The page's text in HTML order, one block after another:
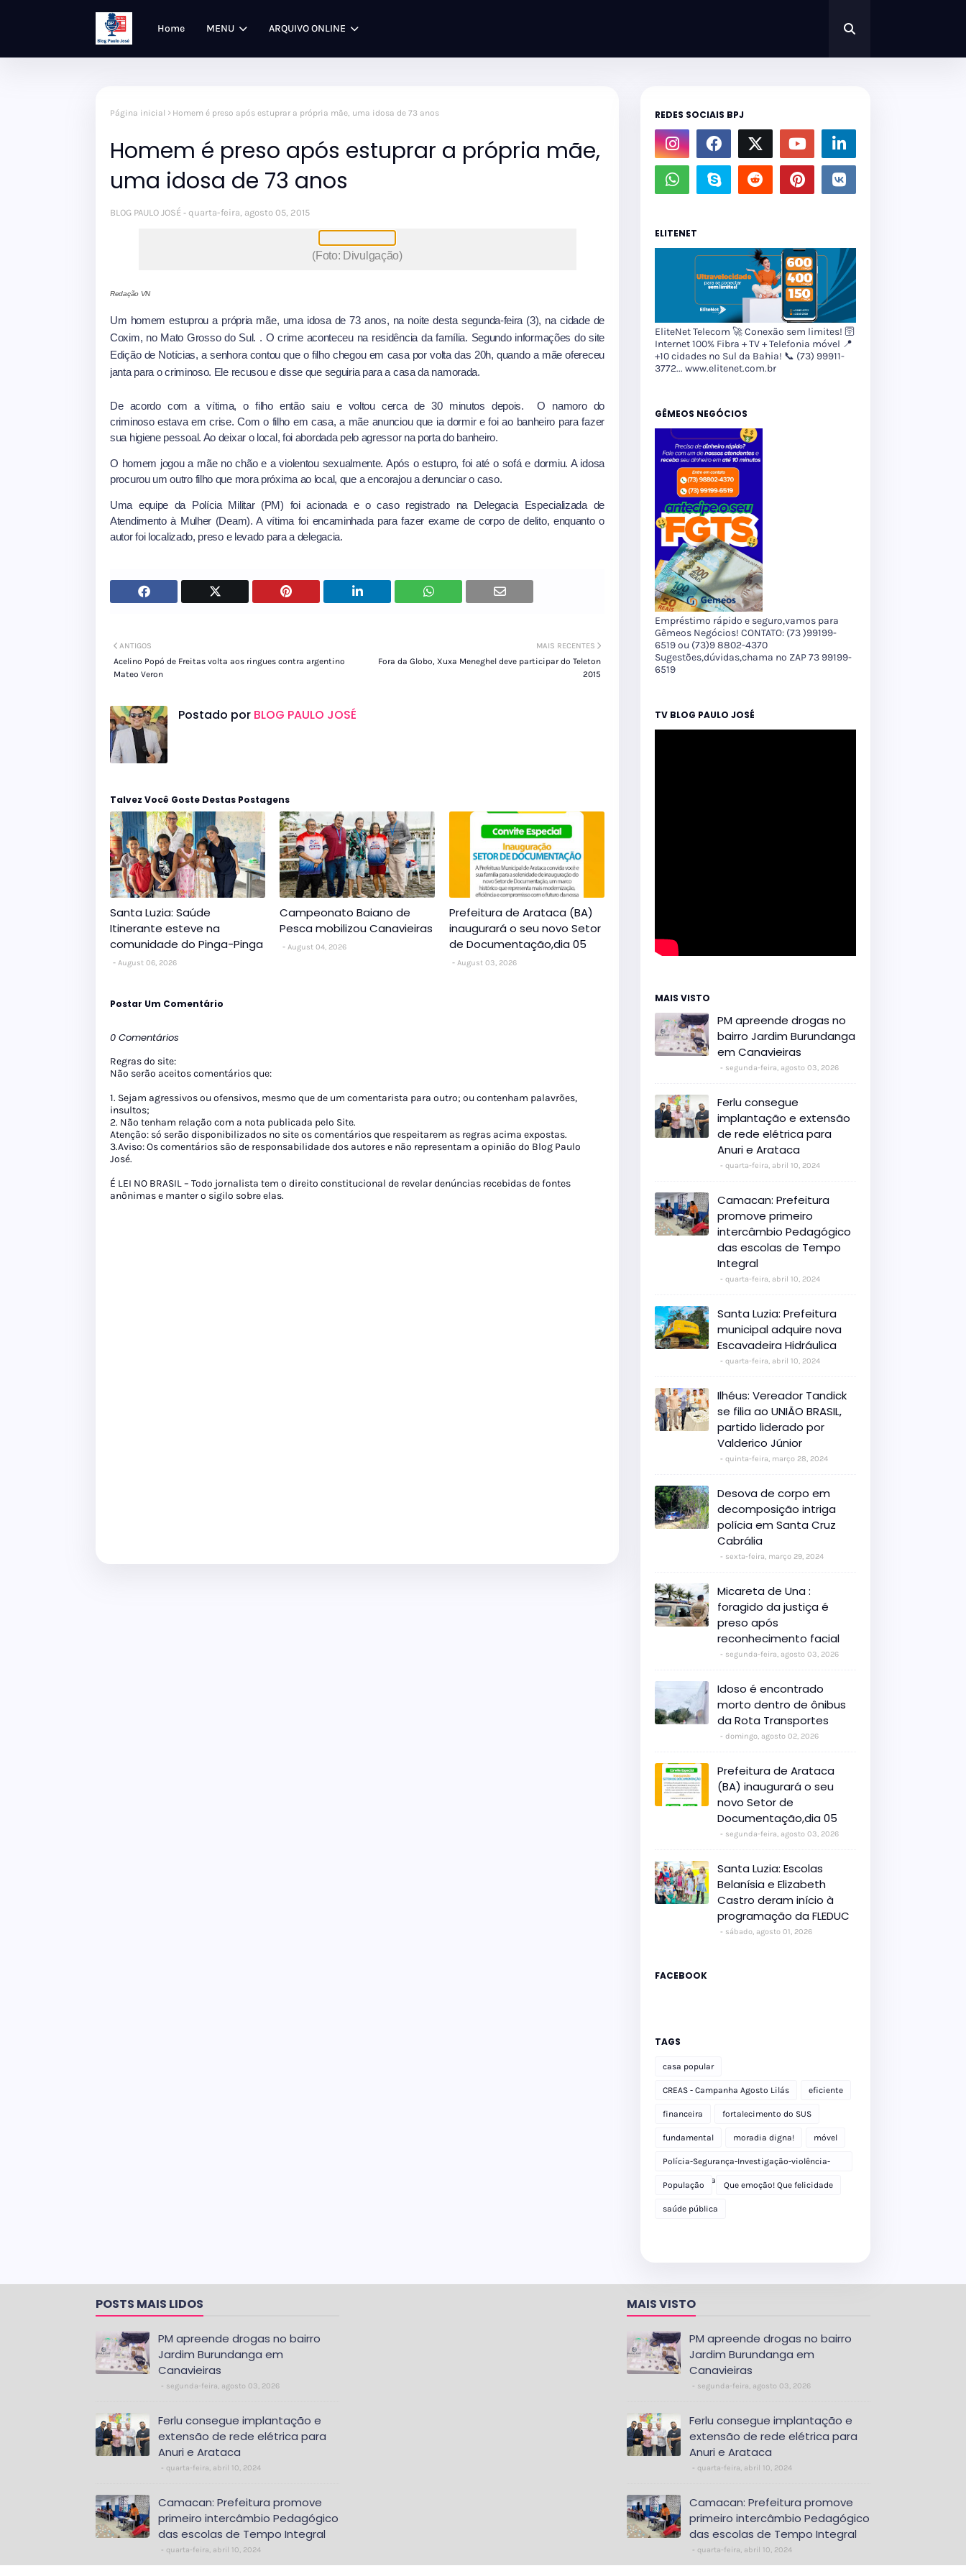
Home MENU ARQUIVO ONLINE
Página inicial Homem é preso após estuprar a própria mãe, uma idosa de 73 anos
Homem é preso após estuprar a própria mãe,
uma idosa de 73 anos
BLOG PAULO JOSÉ quarta-feira, agosto 05, 2015
(Foto: Divulgação)
Redação VN
Um homem estuprou a própria mãe, uma idosa de 73 anos, na noite desta segunda-feira (3), na cidade de
Coxim, no Mato Grosso do Sul. . O crime aconteceu na residência da família. Segundo informações do site
Edição de Notícias, a senhora contou que o filho chegou em casa por volta das 20h, quando a mãe ofereceu
janta para o criminoso. Ele recusou e disse que seguiria para a casa da namorada.
De acordo com a vítima, o filho então saiu e voltou cerca de 30 minutos depois. O namoro do
criminoso estava em crise. Com o filho em casa, a mãe anunciou que ia dormir e foi ao banheiro para fazer
sua higiene pessoal. Ao deixar o local, foi abordada pelo agressor na porta do banheiro.
O homem jogou a mãe no chão e a violentou sexualmente. Após o estupro, foi até o sofá e dormiu. A idosa
procurou um outro filho que mora próxima ao local, que a encorajou a denunciar o caso.
Uma equipe da Polícia Militar (PM) foi acionada e o caso registrado na Delegacia Especializada de
Atendimento à Mulher (Deam). A vítima foi encaminhada para fazer exame de corpo de delito, enquanto o
autor foi localizado, preso e levado para a delegacia.
MAIS RECENTES
Fora da Globo, Xuxa Meneghel deve participar do Teleton
2015
ANTIGOS
Acelino Popó de Freitas volta aos ringues contra argentino
Mateo Veron
Postado por BLOG PAULO JOSÉ
Talvez Você Goste Destas Postagens
Santa Luzia: Saúde
Itinerante esteve na
comunidade do Pinga-Pinga
August 06, 2026
Campeonato Baiano de
Pesca mobilizou Canavieiras
August 04, 2026
Prefeitura de Arataca (BA)
inaugurará o seu novo Setor
de Documentação,dia 05
August 03, 2026
Postar Um Comentário
0 Comentários
Regras do site:
Não serão aceitos comentários que:
1. Sejam agressivos ou ofensivos, mesmo que de um comentarista para outro; ou contenham palavrões,
insultos;
2. Não tenham relação com a nota publicada pelo Site.
Atenção: só serão disponibilizados no site os comentários que respeitarem as regras acima expostas.
3.Aviso: Os comentários são de responsabilidade dos autores e não representam a opinião do Blog Paulo
José.
É LEI NO BRASIL – Todo jornalista tem o direito constitucional de revelar denúncias recebidas de fontes
anônimas e manter o sigilo sobre elas.
REDES SOCIAIS BPJ
ELITENET
EliteNet Telecom 🚀 Conexão sem limites! 🛜
Internet 100% Fibra + TV + Telefonia móvel 📍
+10 cidades no Sul da Bahia! 📞 (73) 99911-
3772... www.elitenet.com.br
GÊMEOS NEGÓCIOS
Empréstimo rápido e seguro,vamos para
Gêmeos Negócios! CONTATO: (73 )99199-
6519 ou (73)9 8802-4370
Sugestões,dúvidas,chama no ZAP 73 99199-
6519
TV BLOG PAULO JOSÉ
MAIS VISTO
PM apreende drogas no
bairro Jardim Burundanga
em Canavieiras
segunda-feira, agosto 03, 2026
Ferlu consegue
implantação e extensão
de rede elétrica para
Anuri e Arataca
quarta-feira, abril 10, 2024
Camacan: Prefeitura
promove primeiro
intercâmbio Pedagógico
das escolas de Tempo
Integral
quarta-feira, abril 10, 2024
Santa Luzia: Prefeitura
municipal adquire nova
Escavadeira Hidráulica
quarta-feira, abril 10, 2024
Ilhéus: Vereador Tandick
se filia ao UNIÃO BRASIL,
partido liderado por
Valderico Júnior
quinta-feira, março 28, 2024
Desova de corpo em
decomposição intriga
polícia em Santa Cruz
Cabrália
sexta-feira, março 29, 2024
Micareta de Una :
foragido da justiça é
preso após
reconhecimento facial
segunda-feira, agosto 03, 2026
Idoso é encontrado
morto dentro de ônibus
da Rota Transportes
domingo, agosto 02, 2026
Prefeitura de Arataca
(BA) inaugurará o seu
novo Setor de
Documentação,dia 05
segunda-feira, agosto 03, 2026
Santa Luzia: Escolas
Belanísia e Elizabeth
Castro deram início à
programação da FLEDUC
sábado, agosto 01, 2026
FACEBOOK
TAGS
casa popular
CREAS - Campanha Agosto Lilás eficiente
financeira fortalecimento do SUS
fundamental moradia digna! móvel
Polícia-Segurança-Investigação-violência-
Polícia Militar-delegacia
População Que emoção! Que felicidade
saúde pública
POSTS MAIS LIDOS
PM apreende drogas no bairro
Jardim Burundanga em
Canavieiras
segunda-feira, agosto 03, 2026
Ferlu consegue implantação e
extensão de rede elétrica para
Anuri e Arataca
quarta-feira, abril 10, 2024
Camacan: Prefeitura promove
primeiro intercâmbio Pedagógico
das escolas de Tempo Integral
quarta-feira, abril 10, 2024
MAIS VISTO
PM apreende drogas no bairro
Jardim Burundanga em
Canavieiras
segunda-feira, agosto 03, 2026
Ferlu consegue implantação e
extensão de rede elétrica para
Anuri e Arataca
quarta-feira, abril 10, 2024
Camacan: Prefeitura promove
primeiro intercâmbio Pedagógico
das escolas de Tempo Integral
quarta-feira, abril 10, 2024